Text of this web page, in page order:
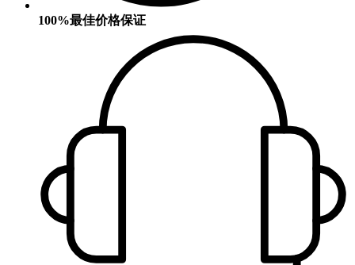
100%最佳价格保证